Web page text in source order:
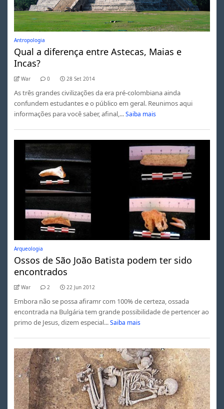
Antropologia
Qual a diferença entre Astecas, Maias e
Incas?
War 0 28 Set 2014
As três grandes civilizações da era pré-colombiana ainda
confundem estudantes e o público em geral. Reunimos aqui
informações para você saber, afinal,... Saiba mais
Arqueologia
Ossos de São João Batista podem ter sido
encontrados
War 2 22 Jun 2012
Embora não se possa afiramr com 100% de certeza, ossada
encontrada na Bulgária tem grande possibilidade de pertencer ao
primo de Jesus, dizem especial... Saiba mais